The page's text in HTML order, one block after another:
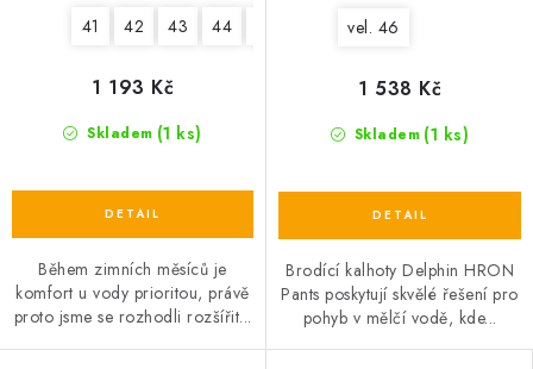
41 42 43 44 47
Skladem (1 ks)
1 193 Kč
Během zimních měsíců je
komfort u vody prioritou, právě
proto jsme se rozhodli rozšířit...
vel. 46
Skladem (1 ks)
1 538 Kč
Brodící kalhoty Delphin HRON
Pants poskytují skvělé řešení pro
pohyb v mělčí vodě, kde...